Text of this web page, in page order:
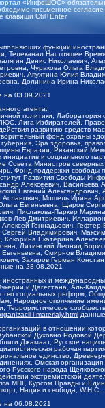
«ИнфоШОС»
письменное
клавиши Ctrl+Enter
функции
Телеканал Настоящее
Денис Николаевич,
Чуракова Ольга
Апухтина Юлия
Долинина Ирина
на 03.09.2021
агента:
политики,
Лига Избирателей,
развитию средств
фонд охраны
Эра здоровья,
Евразии, Рязанский
и социального
Министров северных
Фонд поддержки
Развития Свободы
Алексеевич,
Евгений
Асланович, Мошель Ирина
Евгеньевна, Щаров
Пислакова-Паркер
Лев Дмитриевич,
Геннадьевич,
Владимирович,
Екатерина
Литинский Леонид
Смирнов
Захаров Герман
на 28.08.2021
и
и Дагестана, Аль-
социальных реформ,
Народное ополчение
Террористическое
i-materialy.html
в отношении
Духовно Родовой
Джамаат, Русское
рабочая
единство,
Омская
Русского народа
экстремистской
МПГ, Курсом Правды и
Нация и свобода,
на 06.08.2021